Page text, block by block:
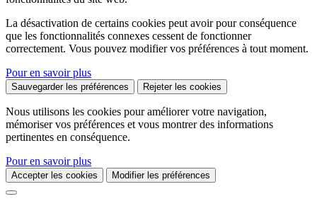
La désactivation de certains cookies peut avoir pour conséquence
que les fonctionnalités connexes cessent de fonctionner
correctement. Vous pouvez modifier vos préférences à tout moment.
Pour en savoir plus
Sauvegarder les préférences Rejeter les cookies
Nous utilisons les cookies pour améliorer votre navigation,
mémoriser vos préférences et vous montrer des informations
pertinentes en conséquence.
Pour en savoir plus
Accepter les cookies Modifier les préférences